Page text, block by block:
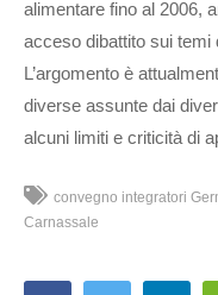
alimentare fino al 2006,
acceso dibattito sui temi
L’argomento è
diverse assunte dai
alcuni limiti e criticità di
convegno integratori
Carnassale